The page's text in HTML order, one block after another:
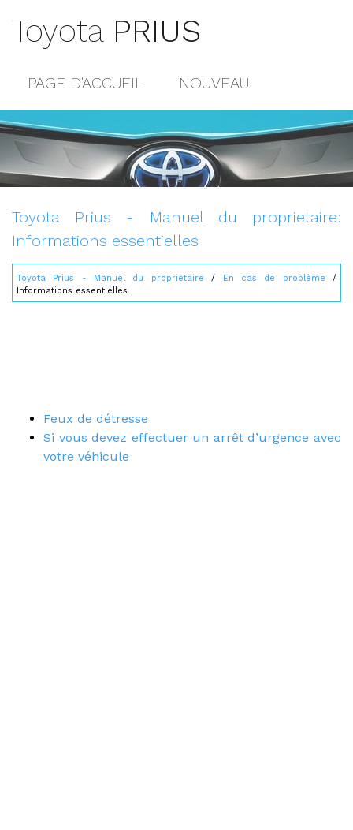
Toyota PRIUS
PAGE D'ACCUEIL NOUVEAU
POPULAIRE
CONTACTS
Toyota Prius - Manuel du proprietaire:
Informations essentielles
Toyota Prius - Manuel du proprietaire / En cas de problème /
Informations essentielles
Feux de détresse
Si vous devez effectuer un arrêt d’urgence avec
votre véhicule